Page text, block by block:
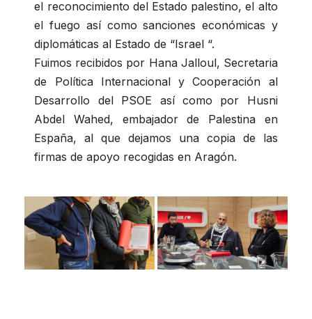
el reconocimiento del Estado palestino, el alto
el fuego así como sanciones económicas y
diplomáticas al Estado de “Israel “.
Fuimos recibidos por Hana Jalloul, Secretaria
de Política Internacional y Cooperación al
Desarrollo del PSOE así como por Husni
Abdel Wahed, embajador de Palestina en
España, al que dejamos una copia de las
firmas de apoyo recogidas en Aragón.